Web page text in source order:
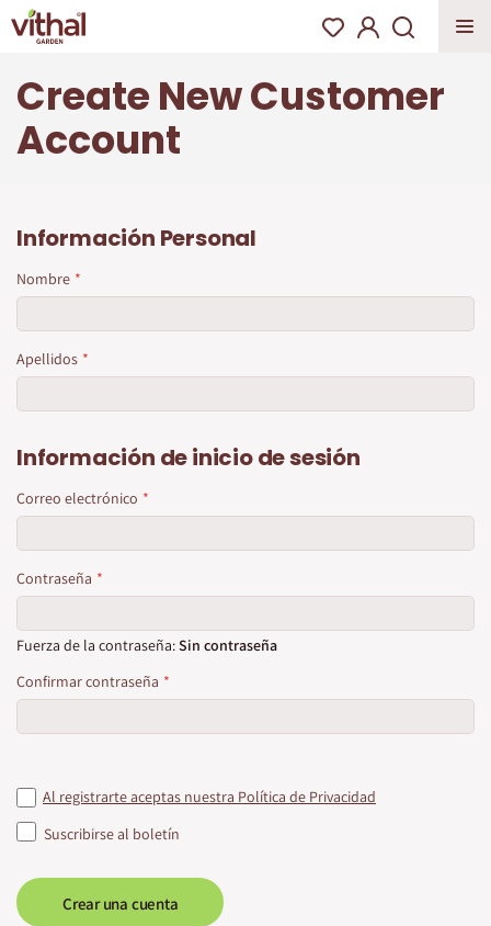
Create New Customer
Account
Información Personal
Nombre
Apellidos
Información de inicio de sesión
Correo electrónico
Contraseña
Fuerza de la contraseña:Sin contraseña
Confirmar contraseña
Al registrarte aceptas nuestra Política de Privacidad
Suscribirse al boletín
Crear una cuenta